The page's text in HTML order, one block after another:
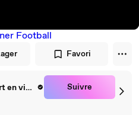
Football
Favori
Sport24.com L’actu sport en vidéo Suivre